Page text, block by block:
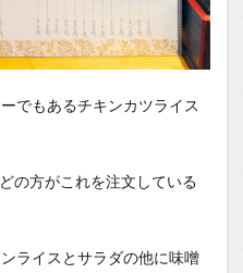
でもあるチキンカツライス
の方がこれを注文している
ライスとサラダの他に味噌